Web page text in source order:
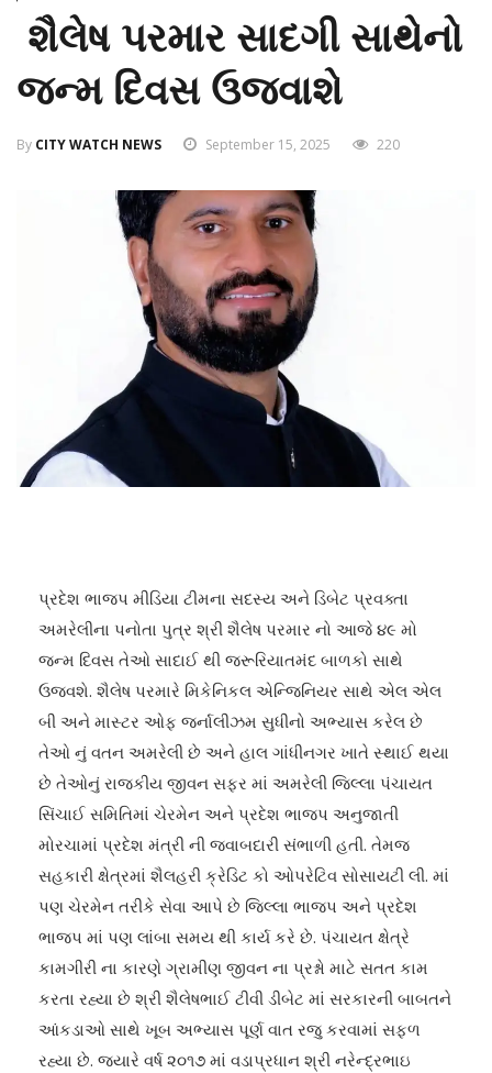
શૈલેષ પરમાર સાદગી સાથેનો
જન્મ દિવસ ઉજવાશે
By CITY WATCH NEWS September 15, 2025 220
પ્રદેશ ભાજપ મીડિયા ટીમના સદસ્ય અને ડિબેટ પ્રવક્તા
અમરેલીના પનોતા પુત્ર શ્રી શૈલેષ પરમાર નો આજે ૪૯ મો
જન્મ દિવસ તેઓ સાદાઈ થી જરૂરિયાતમંદ બાળકો સાથે
ઉજવશે. શૈલેષ પરમારે મિકેનિકલ એન્જિનિયર સાથે એલ એલ
બી અને માસ્ટર ઓફ જર્નાલીઝમ સુધીનો અભ્યાસ કરેલ છે
તેઓ નું વતન અમરેલી છે અને હાલ ગાંધીનગર ખાતે સ્થાઈ થયા
છે તેઓનું રાજકીય જીવન સફર માં અમરેલી જિલ્લા પંચાયત
સિંચાઈ સમિતિમાં ચેરમેન અને પ્રદેશ ભાજપ અનુજાતી
મોરચામાં પ્રદેશ મંત્રી ની જવાબદારી સંભાળી હતી. તેમજ
સહકારી ક્ષેત્રમાં શૈલહરી ક્રેડિટ કો ઓપરેટિવ સોસાયટી લી. માં
પણ ચેરમેન તરીકે સેવા આપે છે જિલ્લા ભાજપ અને પ્રદેશ
ભાજપ માં પણ લાંબા સમય થી કાર્ય કરે છે. પંચાયત ક્ષેત્રે
કામગીરી ના કારણે ગ્રામીણ જીવન ના પ્રશ્નો માટે સતત કામ
કરતા રહ્યા છે શ્રી શૈલેષભાઈ ટીવી ડીબેટ માં સરકારની બાબતને
આંકડાઓ સાથે ખૂબ અભ્યાસ પૂર્ણ વાત રજુ કરવામાં સફળ
રહ્યા છે. જયારે વર્ષ ૨૦૧૭ માં વડાપ્રધાન શ્રી નરેન્દ્રભાઇ